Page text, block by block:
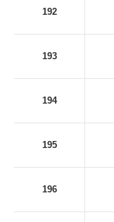
192
193
194
195
196